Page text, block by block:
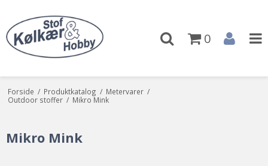
0
Forside / Produktkatalog / Metervarer /
Outdoor stoffer / Mikro Mink
Mikro Mink